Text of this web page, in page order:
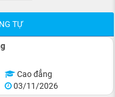
TỰ
Cao đẳng
03/11/2026